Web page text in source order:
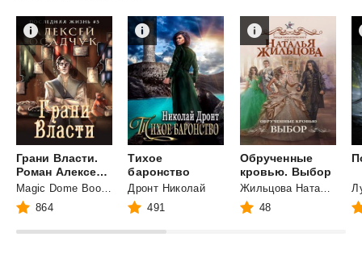
Грани Власти.
Роман Алексея Осадчука
Magic Dome Books
864
Тихое
баронство
Дронт Николай
491
Обрученные
кровью. Выбор
48